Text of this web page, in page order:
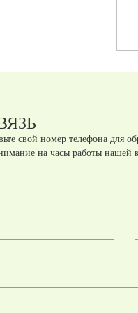
свой номер телефона для
на часы работы нашей